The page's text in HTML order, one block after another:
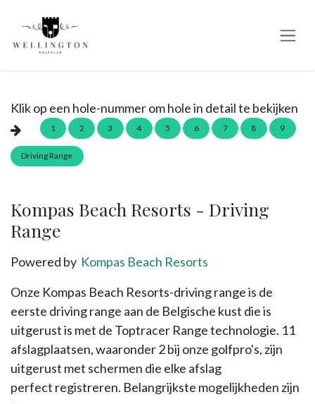
Klik op een hole-nummer om hole in detail te bekijken
1 2 3 4 5 6 7 8 9
Driving Range
Kompas Beach Resorts - Driving
Range
Powered by Kompas Beach Resorts
Onze Kompas Beach Resorts-driving range is de
eerste driving range aan de Belgische kust die is
uitgerust is met de Toptracer Range technologie. 11
afslagplaatsen, waaronder 2 bij onze golfpro's, zijn
uitgerust met schermen die elke afslag
perfect registreren. Belangrijkste mogelijkheden zijn